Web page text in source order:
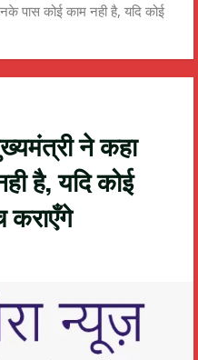
पास कोई काम नही है, यदि कोई
ने कहा
है, यदि कोई
कराएँगे